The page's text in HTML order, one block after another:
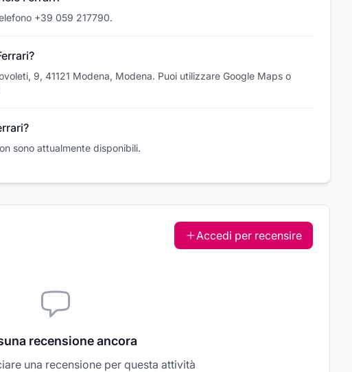
+39 059 217790.
9, 41121 Modena, Modena. Puoi utilizzare Google Maps o
sono attualmente disponibili.
Accedi per recensire
recensione ancora
una recensione per questa attività